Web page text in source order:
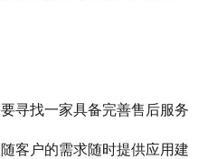
寻找一家具备完善售后服务
客户的需求随时提供应用建